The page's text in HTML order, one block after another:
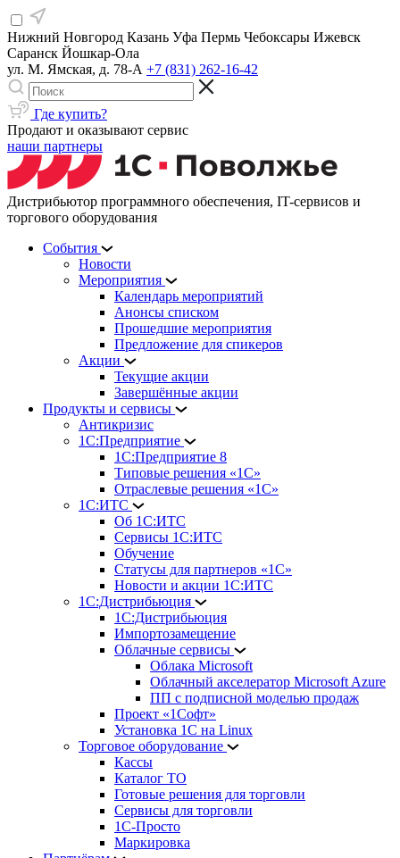
Нижний Новгород Казань Уфа Пермь Чебоксары Ижевск
Саранск Йошкар-Ола
ул. М. Ямская, д. 78-А +7 (831) 262-16-42
Где купить?
Продают и оказывают сервис
наши партнеры
Дистрибьютор программного обеспечения, IT-сервисов и
торгового оборудования
События
Новости
Мероприятия
Календарь мероприятий
Анонсы списком
Прошедшие мероприятия
Предложение для спикеров
Акции
Текущие акции
Завершённые акции
Продукты и сервисы
Антикризис
1С:Предприятие
1С:Предприятие 8
Типовые решения «1С»
Отраслевые решения «1С»
1С:ИТС
Об 1С:ИТС
Сервисы 1С:ИТС
Обучение
Статусы для партнеров «1С»
Новости и акции 1С:ИТС
1С:Дистрибьюция
1С:Дистрибьюция
Импортозамещение
Облачные сервисы
Облака Microsoft
Облачный акселератор Microsoft Azure
ПП с подписной моделью продаж
Проект «1Софт»
Установка 1С на Linux
Торговое оборудование
Кассы
Каталог ТО
Готовые решения для торговли
Сервисы для торговли
1С-Просто
Маркировка